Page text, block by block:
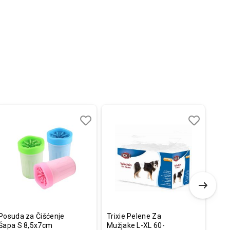
za Čišćenje
S 8,5x7cm
Trixie Pelene Za
Mužjake L-XL 60-
listu
želja